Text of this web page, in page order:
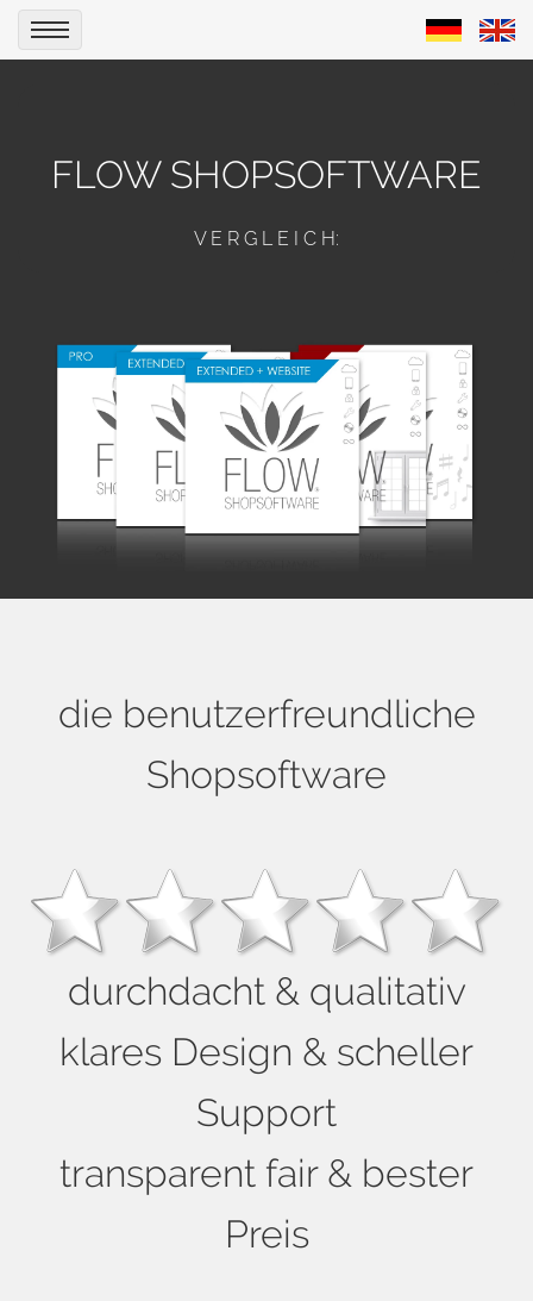
FLOW SHOPSOFTWARE
V E R G L E I C H:
die benutzerfreundliche
Shopsoftware
durchdacht & qualitativ
klares Design & scheller
Support
transparent fair & bester
Preis